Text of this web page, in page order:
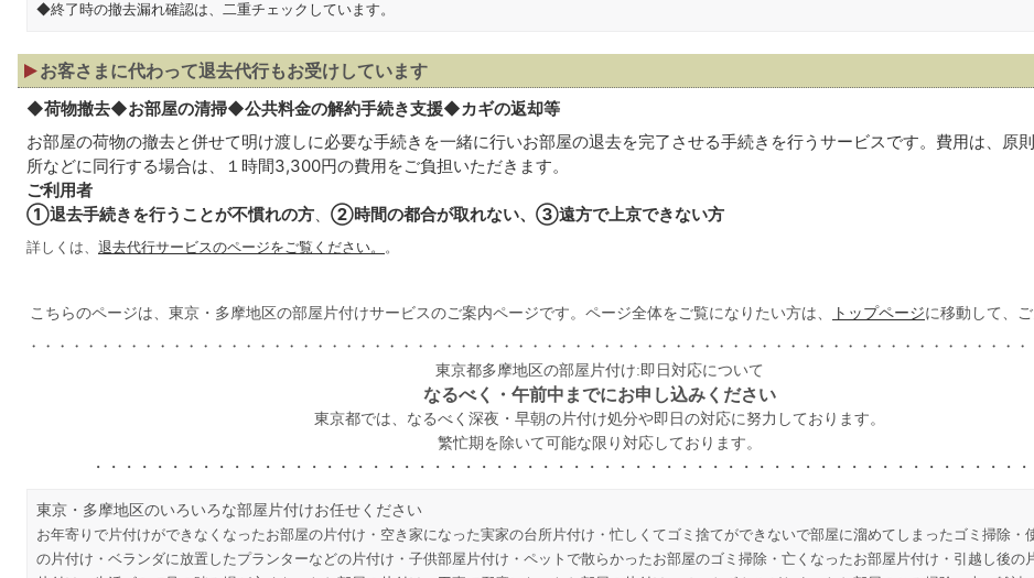
◆終了時の撤去漏れ確認は、二重チェックしています。
お客さまに代わって退去代行もお受けしています
◆荷物撤去◆お部屋の清掃◆公共料金の解約手続き支援◆カギの返却等
お部屋の荷物の撤去と併せて明け渡しに必要な手続きを一緒に行いお部屋の退去を完了させる手続きを行うサービスです。費用は、原
所などに同行する場合は、１時間3,300円の費用をご負担いただきます。
ご利用者
①退去手続きを行うことが不慣れの方、 ②時間の都合が取れない、③遠方で上京できない方
詳しくは、 退去代行サービスのページをご覧ください。 。
こちらのページは、東京・多摩地区の部屋片付けサービスのご案内ページです。ページ全体をご覧になりたい方は、 トップページに移動して、
・・・・・・・・・・・・・・・・・・・・・・・・・・・・・・・・・・・・・・・・・・・・・・・・・・・・・・・・・・・・・・・・・・・・・
東京都多摩地区の部屋片付け:即日対応について
なるべく・午前中までにお申し込みください
東京都では、なるべく深夜・早朝の片付け処分や即日の対応に努力しております。
繁忙期を除いて可能な限り対応しております。
・・・・・・・・・・・・・・・・・・・・・・・・・・・・・・・・・・・・・・・・・・・・・・・・・・・・・・・・・・・・
東京・多摩地区のいろいろな部屋片付けお任せください
お年寄りで片付けができなくなったお部屋の片付け・空き家になった実家の台所片付け・忙しくてゴミ捨てができないで部屋に溜めてしまったゴミ掃除・
の片付け・ベランダに放置したプランターなどの片付け・子供部屋片付け・ペットで散らかったお部屋のゴミ掃除・亡くなったお部屋片付け・引越し後の